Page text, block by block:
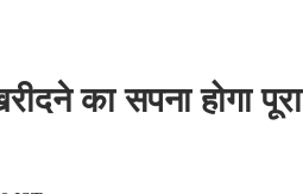
का सपना होगा